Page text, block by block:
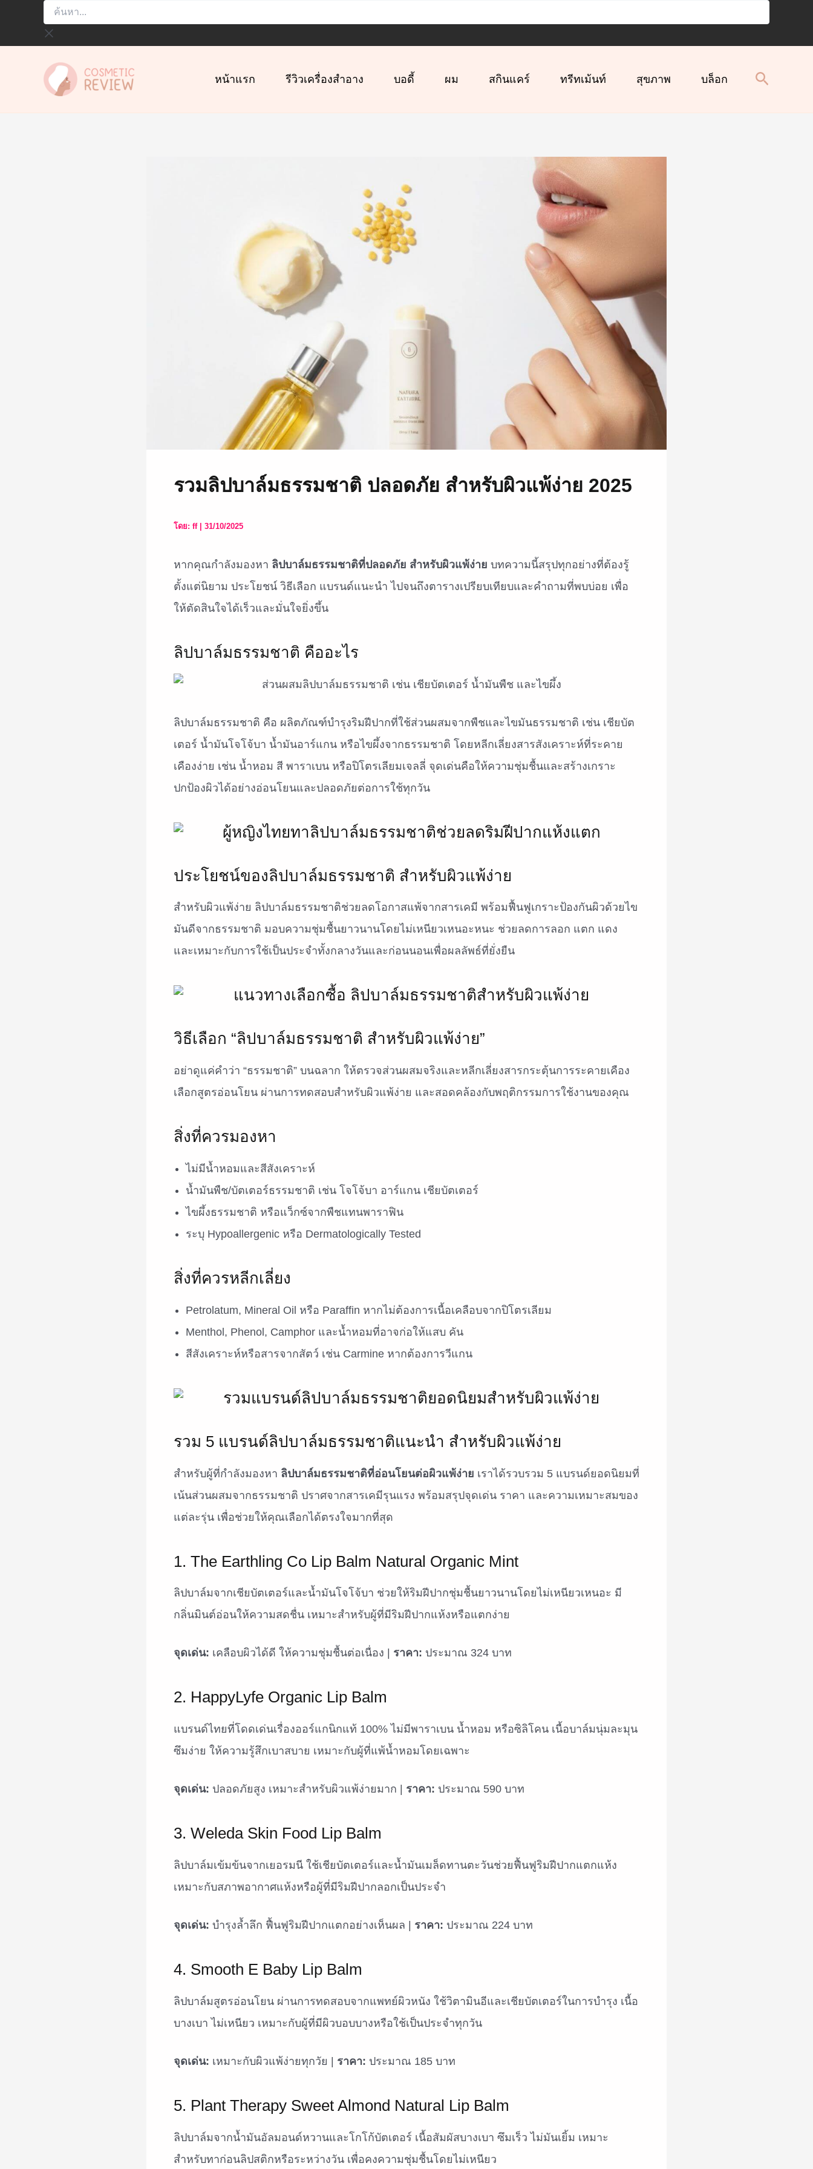
ค้นหา...
หน้าแรก รีวิวเครื่องสำอาง บอดี้ ผม สกินแคร์ ทรีทเม้นท์ สุขภาพ บล็อก
รวมลิปบาล์มธรรมชาติ ปลอดภัย สำหรับผิวแพ้ง่าย 2025
โดย: ff 31/10/2025
หากคุณกำลังมองหา ลิปบาล์มธรรมชาติที่ปลอดภัย สำหรับผิวแพ้ง่าย บทความนี้สรุปทุกอย่างที่ต้องรู้
ตั้งแต่นิยาม ประโยชน์ วิธีเลือก แบรนด์แนะนำ ไปจนถึงตารางเปรียบเทียบและคำถามที่พบบ่อย เพื่อ
ให้ตัดสินใจได้เร็วและมั่นใจยิ่งขึ้น
ลิปบาล์มธรรมชาติ คืออะไร
ลิปบาล์มธรรมชาติ คือ ผลิตภัณฑ์บำรุงริมฝีปากที่ใช้ส่วนผสมจากพืชและไขมันธรรมชาติ เช่น เชียบัต
เตอร์ น้ำมันโจโจ้บา น้ำมันอาร์แกน หรือไขผึ้งจากธรรมชาติ โดยหลีกเลี่ยงสารสังเคราะห์ที่ระคาย
เคืองง่าย เช่น น้ำหอม สี พาราเบน หรือปิโตรเลียมเจลลี่ จุดเด่นคือให้ความชุ่มชื้นและสร้างเกราะ
ปกป้องผิวได้อย่างอ่อนโยนและปลอดภัยต่อการใช้ทุกวัน
ประโยชน์ของลิปบาล์มธรรมชาติ สำหรับผิวแพ้ง่าย
สำหรับผิวแพ้ง่าย ลิปบาล์มธรรมชาติช่วยลดโอกาสแพ้จากสารเคมี พร้อมฟื้นฟูเกราะป้องกันผิวด้วยไข
มันดีจากธรรมชาติ มอบความชุ่มชื้นยาวนานโดยไม่เหนียวเหนอะหนะ ช่วยลดการลอก แตก แดง
และเหมาะกับการใช้เป็นประจำทั้งกลางวันและก่อนนอนเพื่อผลลัพธ์ที่ยั่งยืน
วิธีเลือก “ลิปบาล์มธรรมชาติ สำหรับผิวแพ้ง่าย”
อย่าดูแค่คำว่า “ธรรมชาติ” บนฉลาก ให้ตรวจส่วนผสมจริงและหลีกเลี่ยงสารกระตุ้นการระคายเคือง
เลือกสูตรอ่อนโยน ผ่านการทดสอบสำหรับผิวแพ้ง่าย และสอดคล้องกับพฤติกรรมการใช้งานของคุณ
สิ่งที่ควรมองหา
ไม่มีน้ำหอมและสีสังเคราะห์
น้ำมันพืช/บัตเตอร์ธรรมชาติ เช่น โจโจ้บา อาร์แกน เชียบัตเตอร์
ไขผึ้งธรรมชาติ หรือแว็กซ์จากพืชแทนพาราฟิน
ระบุ Hypoallergenic หรือ Dermatologically Tested
สิ่งที่ควรหลีกเลี่ยง
Petrolatum, Mineral Oil หรือ Paraffin หากไม่ต้องการเนื้อเคลือบจากปิโตรเลียม
Menthol, Phenol, Camphor และน้ำหอมที่อาจก่อให้แสบ คัน
สีสังเคราะห์หรือสารจากสัตว์ เช่น Carmine หากต้องการวีแกน
รวม 5 แบรนด์ลิปบาล์มธรรมชาติแนะนำ สำหรับผิวแพ้ง่าย
สำหรับผู้ที่กำลังมองหา ลิปบาล์มธรรมชาติที่อ่อนโยนต่อผิวแพ้ง่าย เราได้รวบรวม 5 แบรนด์ยอดนิยมที่
เน้นส่วนผสมจากธรรมชาติ ปราศจากสารเคมีรุนแรง พร้อมสรุปจุดเด่น ราคา และความเหมาะสมของ
แต่ละรุ่น เพื่อช่วยให้คุณเลือกได้ตรงใจมากที่สุด
1. The Earthling Co Lip Balm Natural Organic Mint
ลิปบาล์มจากเชียบัตเตอร์และน้ำมันโจโจ้บา ช่วยให้ริมฝีปากชุ่มชื้นยาวนานโดยไม่เหนียวเหนอะ มี
กลิ่นมินต์อ่อนให้ความสดชื่น เหมาะสำหรับผู้ที่มีริมฝีปากแห้งหรือแตกง่าย
จุดเด่น: เคลือบผิวได้ดี ให้ความชุ่มชื้นต่อเนื่อง | ราคา: ประมาณ 324 บาท
2. HappyLyfe Organic Lip Balm
แบรนด์ไทยที่โดดเด่นเรื่องออร์แกนิกแท้ 100% ไม่มีพาราเบน น้ำหอม หรือซิลิโคน เนื้อบาล์มนุ่มละมุน
ซึมง่าย ให้ความรู้สึกเบาสบาย เหมาะกับผู้ที่แพ้น้ำหอมโดยเฉพาะ
จุดเด่น: ปลอดภัยสูง เหมาะสำหรับผิวแพ้ง่ายมาก | ราคา: ประมาณ 590 บาท
3. Weleda Skin Food Lip Balm
ลิปบาล์มเข้มข้นจากเยอรมนี ใช้เชียบัตเตอร์และน้ำมันเมล็ดทานตะวันช่วยฟื้นฟูริมฝีปากแตกแห้ง
เหมาะกับสภาพอากาศแห้งหรือผู้ที่มีริมฝีปากลอกเป็นประจำ
จุดเด่น: บำรุงล้ำลึก ฟื้นฟูริมฝีปากแตกอย่างเห็นผล | ราคา: ประมาณ 224 บาท
4. Smooth E Baby Lip Balm
ลิปบาล์มสูตรอ่อนโยน ผ่านการทดสอบจากแพทย์ผิวหนัง ใช้วิตามินอีและเชียบัตเตอร์ในการบำรุง เนื้อ
บางเบา ไม่เหนียว เหมาะกับผู้ที่มีผิวบอบบางหรือใช้เป็นประจำทุกวัน
จุดเด่น: เหมาะกับผิวแพ้ง่ายทุกวัย | ราคา: ประมาณ 185 บาท
5. Plant Therapy Sweet Almond Natural Lip Balm
ลิปบาล์มจากน้ำมันอัลมอนด์หวานและโกโก้บัตเตอร์ เนื้อสัมผัสบางเบา ซึมเร็ว ไม่มันเยิ้ม เหมาะ
สำหรับทาก่อนลิปสติกหรือระหว่างวัน เพื่อคงความชุ่มชื้นโดยไม่เหนียว